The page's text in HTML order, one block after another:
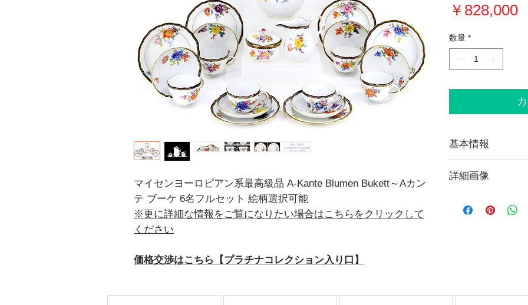
マイセンヨーロピアン系最高級品 A-Kante Blumen Bukett～Aカン
テ ブーケ 6名フルセット 絵柄選択可能
※更に詳細な情報をご覧になりたい場合はこちらをクリックして
ください
価格交渉はこちら【プラチナコレクション入り口】
￥828,000価
数量 *
基本情報
全て一級品
≪Form≫
詳細画像
覧になれます。